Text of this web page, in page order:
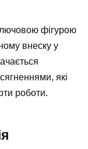
фігурою
внеску у
які
роботи.